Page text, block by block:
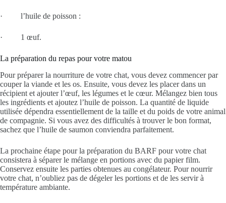
· l’huile de poisson :
· 1 œuf.
La préparation du repas pour votre matou
Pour préparer la nourriture de votre chat, vous devez commencer par
couper la viande et les os. Ensuite, vous devez les placer dans un
récipient et ajouter l’œuf, les légumes et le cœur. Mélangez bien tous
les ingrédients et ajoutez l’huile de poisson. La quantité de liquide
utilisée dépendra essentiellement de la taille et du poids de votre animal
de compagnie. Si vous avez des difficultés à trouver le bon format,
sachez que l’huile de saumon conviendra parfaitement.
La prochaine étape pour la préparation du BARF pour votre chat
consistera à séparer le mélange en portions avec du papier film.
Conservez ensuite les parties obtenues au congélateur. Pour nourrir
votre chat, n’oubliez pas de dégeler les portions et de les servir à
température ambiante.